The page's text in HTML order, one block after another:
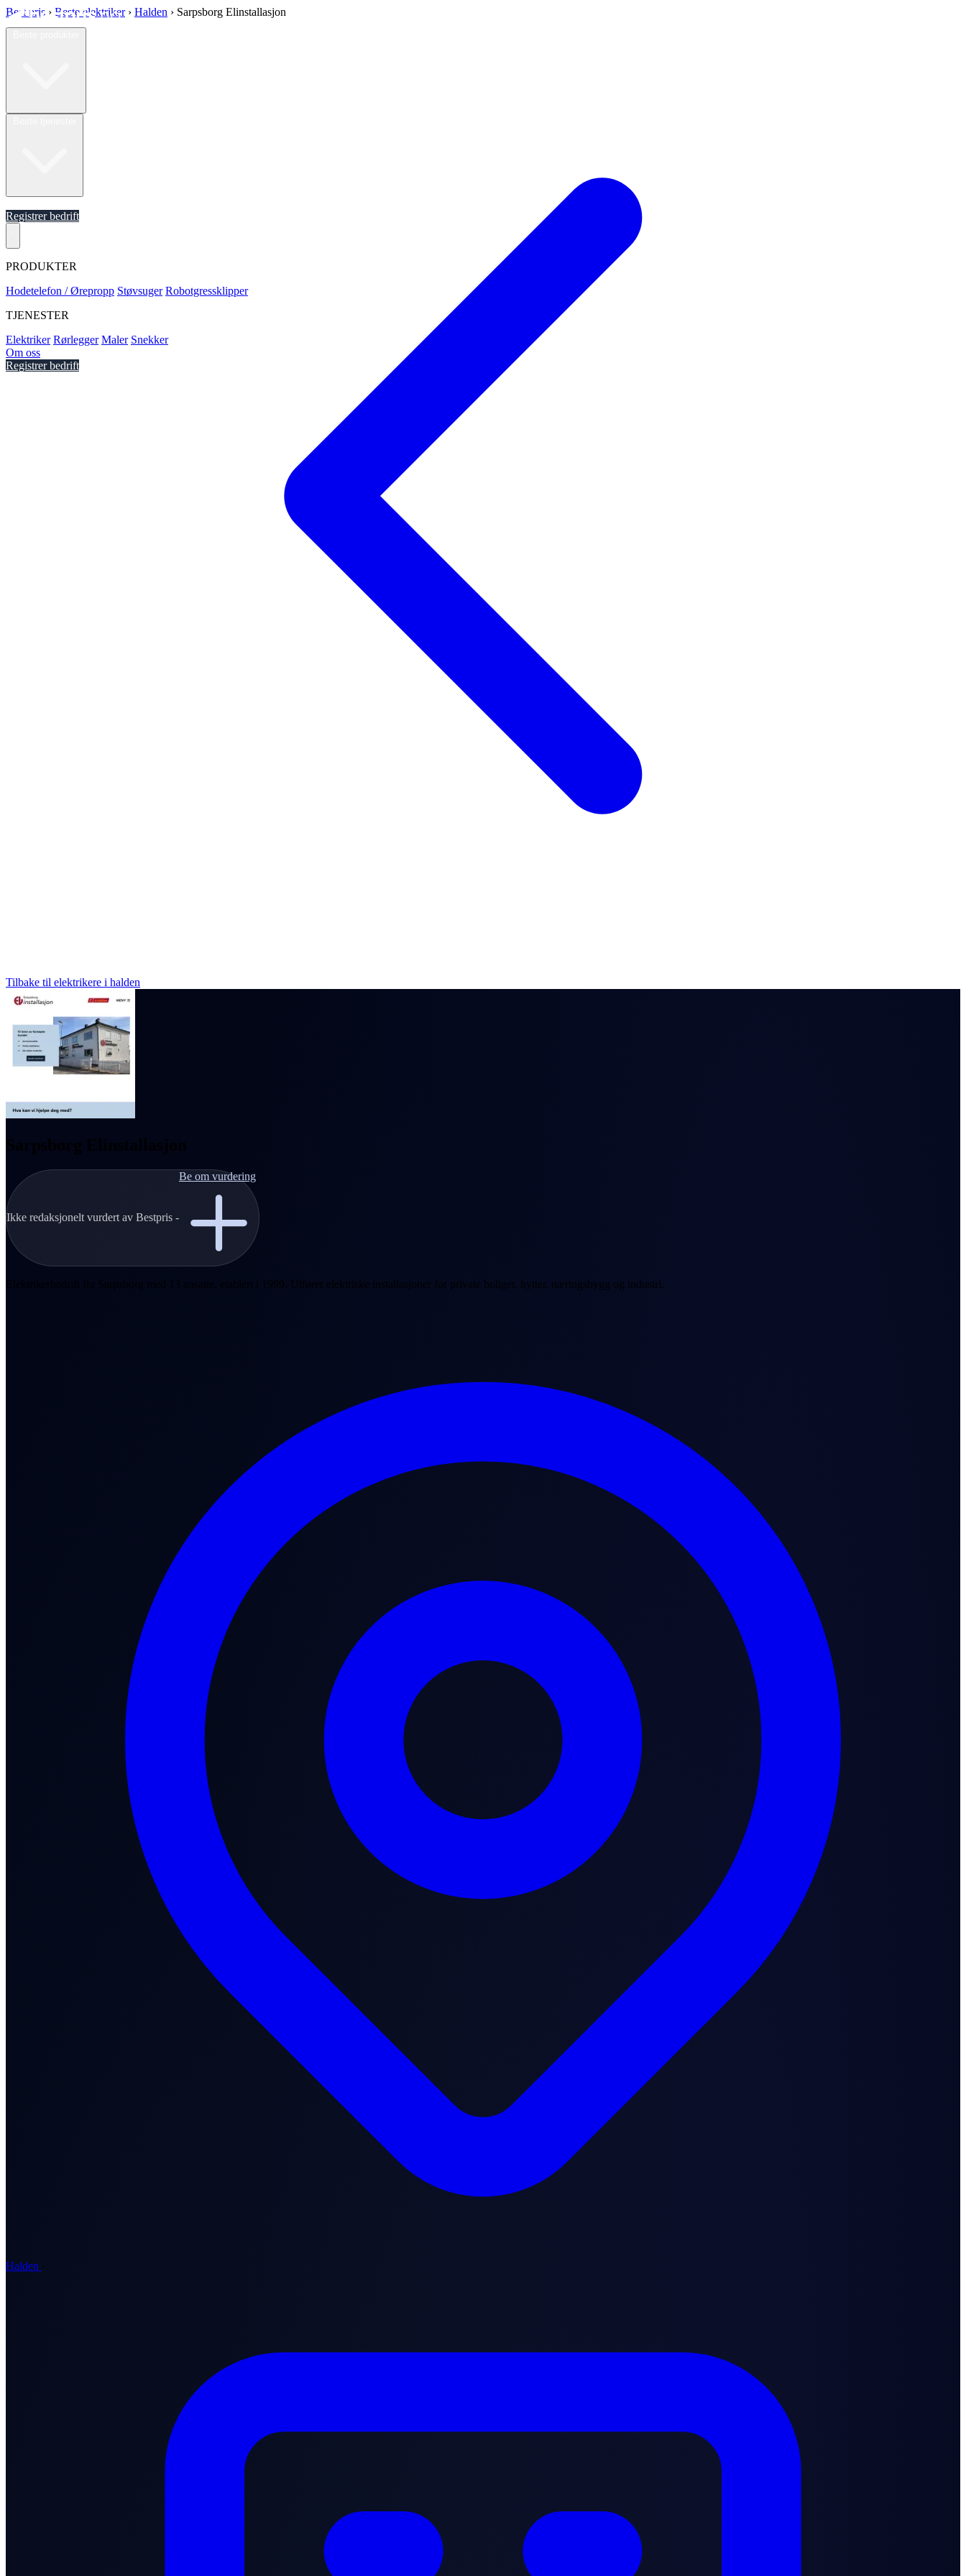
Registrer bedrift
PRODUKTER
Hodetelefon / Ørepropp Støvsuger Robotgressklipper
TJENESTER
Elektriker Rørlegger Maler Snekker
Om oss
Registrer bedrift
Best pris › Beste elektriker › Halden › Sarpsborg Elinstallasjon
Tilbake til elektrikere i halden
Sarpsborg Elinstallasjon
Ikke redaksjonelt vurdert av Bestpris -
Be om vurdering
Elektrikerbedrift fra Sarpsborg med 13 ansatte, etablert i 1999. Utfører elektriske installasjoner for private boliger, hytter, næringsbygg og industri.
Halden ·